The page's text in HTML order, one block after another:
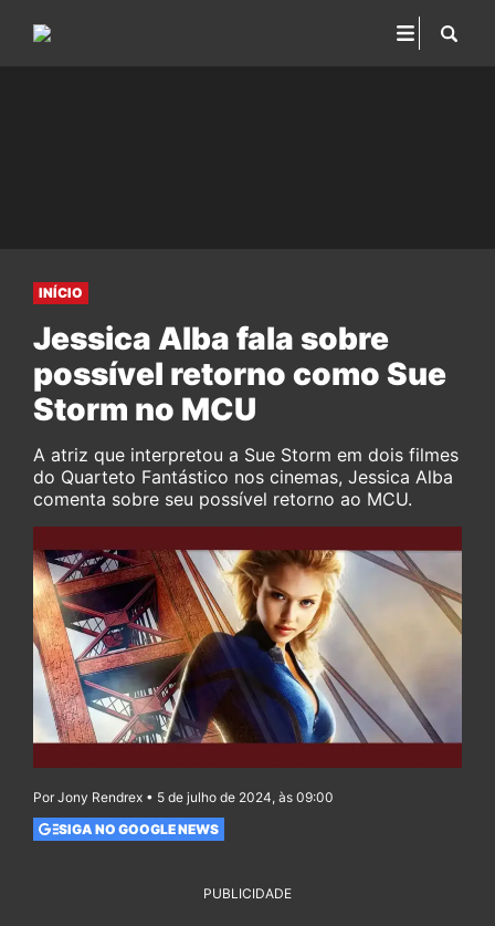
INÍCIO
Jessica Alba fala sobre
possível retorno como Sue
Storm no MCU
A atriz que interpretou a Sue Storm em dois filmes
do Quarteto Fantástico nos cinemas, Jessica Alba
comenta sobre seu possível retorno ao MCU.
Por Jony Rendrex • 5 de julho de 2024, às 09:00
SIGA NO GOOGLE NEWS
PUBLICIDADE